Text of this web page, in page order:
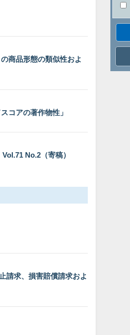
商品形態の類似性およ
コアの著作物性」
No.2（寄稿）
請求、損害賠償請求およ